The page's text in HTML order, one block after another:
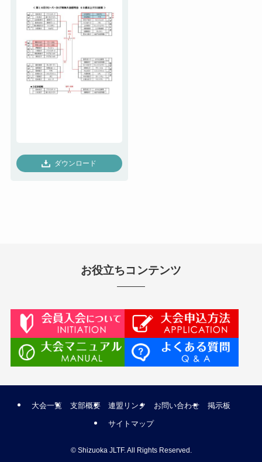
ダウンロード
お役立ちコンテンツ
大会一覧 支部概要 連盟リンク お問い合わせ 掲示板
サイトマップ
©Shizuoka JLTF. All Rights Reserved.